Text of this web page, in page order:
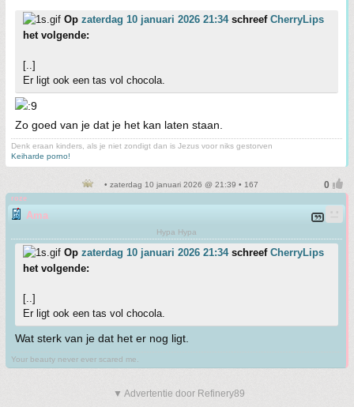
Op zaterdag 10 januari 2026 21:34schreef CherryLips
het volgende:
[..]
Er ligt ook een tas vol chocola.
Zo goed van je dat je het kan laten staan.
Denk eraan kinders, als je niet zondigt dan is Jezus voor niks gestorven
Keiharde porno!
• zaterdag 10 januari 2026 @ 21:39 • 167
roze
Ama
Hypa Hypa
Op zaterdag 10 januari 2026 21:34schreef CherryLips
het volgende:
[..]
Er ligt ook een tas vol chocola.
Wat sterk van je dat het er nog ligt.
Your beauty never ever scared me.
▼ Advertentie door Refinery89